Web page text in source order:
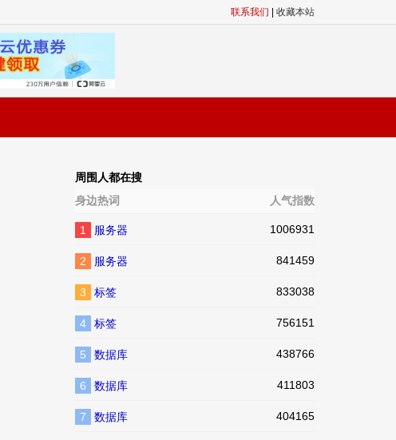
联系我们 收藏本站
周围人都在搜
身边热词
人气指数
1 服务器 1006931
2 服务器 841459
3 标签 833038
4 标签 756151
5 数据库 438766
6 数据库 411803
7 数据库 404165